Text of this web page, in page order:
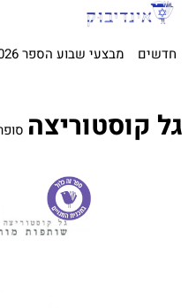
חדשים מבצעי שבוע הספר 2026
גל קוסטוריצה